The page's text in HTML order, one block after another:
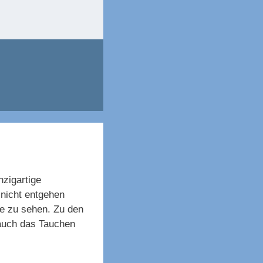
entgehen
zu sehen. Zu den
das Tauchen